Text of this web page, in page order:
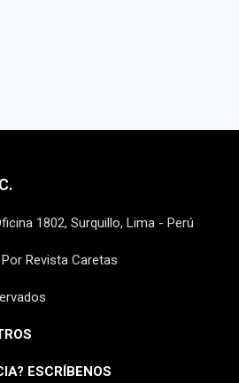
1802, Surquillo, Lima - Perú
Revista Caretas
ESCRÍBENOS